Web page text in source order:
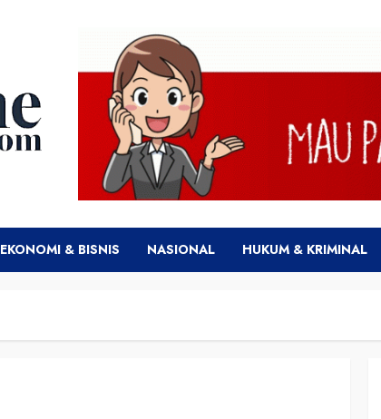
EKONOMI & BISNIS NASIONAL HUKUM & KRIMINAL